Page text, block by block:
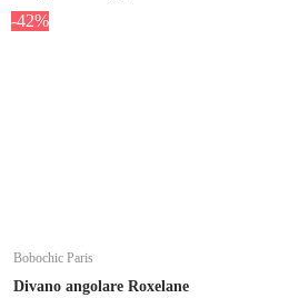
-42%
Bobochic Paris
Divano angolare Roxelane